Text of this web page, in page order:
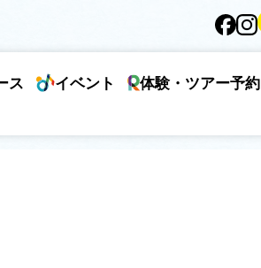
ス イベント 体験・ツアー予約